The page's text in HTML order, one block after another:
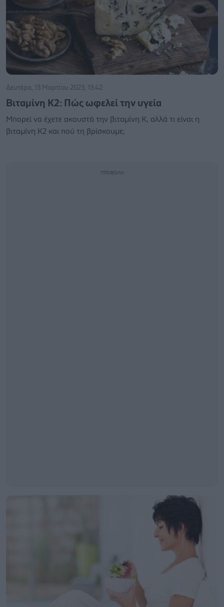
Δευτέρα, 13 Μαρτίου 2023, 13:42
Βιταμίνη Κ2: Πώς ωφελεί την υγεία
Μπορεί να έχετε ακουστά την βιταμίνη Κ, αλλά τι είναι η
βιταμίνη Κ2 και πού τη βρίσκουμε;